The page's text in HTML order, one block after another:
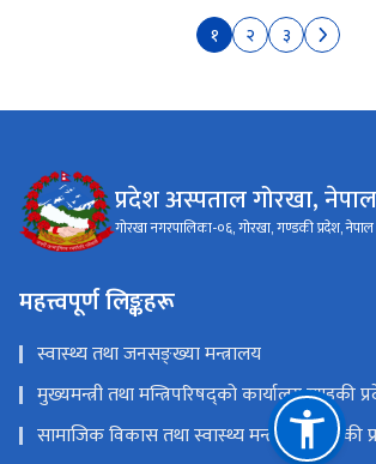
१ २ ३
प्रदेश अस्पताल गोरखा, नेपाल
गोरखा नगरपालिका-०६, गोरखा, गण्डकी प्रदेश, नेपाल
महत्त्वपूर्ण लिङ्कहरू
स्वास्थ्य तथा जनसङ्ख्या मन्त्रालय
मुख्यमन्त्री तथा मन्त्रिपरिषद्को कार्यालय,गण्डकी
सामाजिक विकास तथा स्वास्थ्य मन्त्रालय, गण्डकी